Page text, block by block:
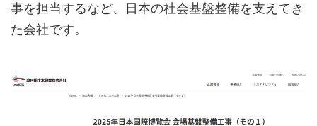
事を担当するなど、日本の社会基盤整備を支えてき
た会社です。